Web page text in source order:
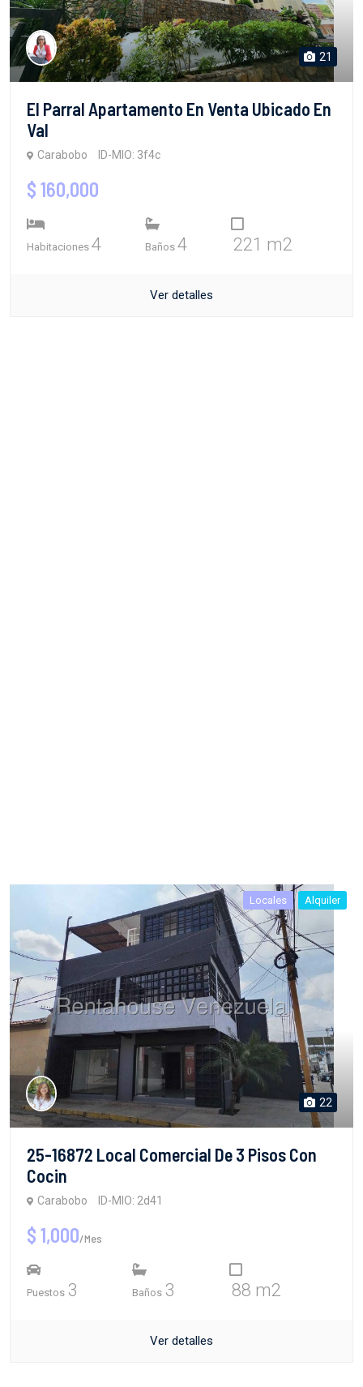
21
El Parral Apartamento En Venta Ubicado En
Val
Carabobo ID-MIO: 3f4c
$ 160,000
Habitaciones 4 Baños 4 221 m2
Ver detalles
Locales Alquiler
22
25-16872 Local Comercial De 3 Pisos Con
Cocin
Carabobo ID-MIO: 2d41
$ 1,000/Mes
Puestos 3 Baños 3 88 m2
Ver detalles